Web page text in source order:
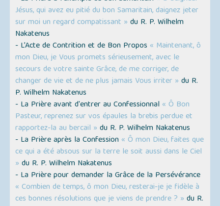
Jésus, qui avez eu pitié du bon Samaritain, daignez jeter
sur moi un regard compatissant » du R. P. Wilhelm
Nakatenus
- L’Acte de Contrition et de Bon Propos « Maintenant, ô
mon Dieu, je Vous promets sérieusement, avec le
secours de votre sainte Grâce, de me corriger, de
changer de vie et de ne plus jamais Vous irriter » du R.
P. Wilhelm Nakatenus
- La Prière avant d'entrer au Confessionnal « Ô Bon
Pasteur, reprenez sur vos épaules la brebis perdue et
rapportez-la au bercail » du R. P. Wilhelm Nakatenus
- La Prière après la Confession « Ô mon Dieu, faites que
ce qui a été absous sur la terre le soit aussi dans le Ciel
» du R. P. Wilhelm Nakatenus
- La Prière pour demander la Grâce de la Persévérance
« Combien de temps, ô mon Dieu, resterai-je je fidèle à
ces bonnes résolutions que je viens de prendre ? » du R.